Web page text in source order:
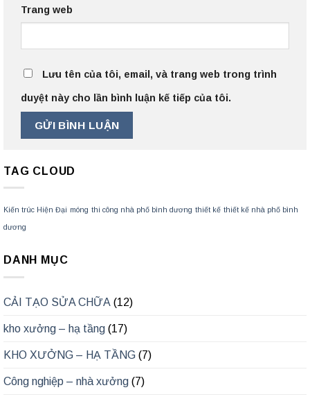
Trang web
Lưu tên của tôi, email, và trang web trong trình
duyệt này cho lần bình luận kế tiếp của tôi.
TAG CLOUD
Kiến trúc Hiện Đại móng thi công nhà phố bình dương thiết kế thiết kế nhà phố bình
dương
DANH MỤC
CẢI TẠO SỬA CHỮA (12)
kho xưởng – hạ tầng (17)
KHO XƯỞNG – HẠ TẦNG (7)
Công nghiệp – nhà xưởng (7)